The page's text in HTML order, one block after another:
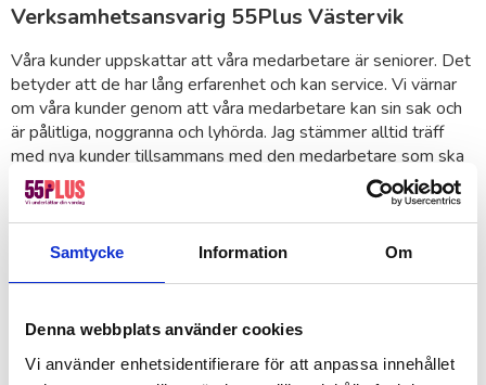
Samtycke Information Om
Denna webbplats använder cookies
Vi använder enhetsidentifierare för att anpassa innehållet
Verksamhetsansvarig 55Plus Västervik
Våra kunder uppskattar att våra medarbetare är seniorer. Det
betyder att de har lång erfarenhet och kan service. Vi värnar
om våra kunder genom att våra medarbetare kan sin sak och
är pålitliga, noggranna och lyhörda. Jag stämmer alltid träff
med nya kunder tillsammans med den medarbetare som ska
göra jobbet, och jag finns alltid tillgänglig på telefon. Vid
löpande uppdrag skickar vi dessutom samma medarbetare
varje gång – för din trygghet!
Andreas Andersson
Verksamhetsansvarig 55Plus Västervik
Jag hjälper gärna dig!
Har du några frågor eller funderingar tveka inte ta kontakt